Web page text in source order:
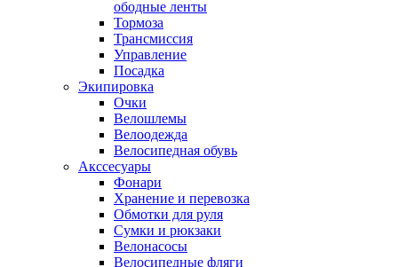
ободные ленты
Тормоза
Трансмиссия
Управление
Посадка
Экипировка
Очки
Велошлемы
Велоодежда
Велосипедная обувь
Акссесуары
Фонари
Хранение и перевозка
Обмотки для руля
Сумки и рюкзаки
Велонасосы
Велосипедные фляги